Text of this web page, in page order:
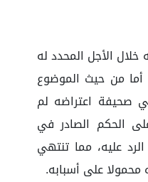
الأجل المحدد له
من حيث الموضوع
صحيفة اعتراضه لم
الحكم الصادر في
عليه، مما تنتهي
محمولا على أسبابه.